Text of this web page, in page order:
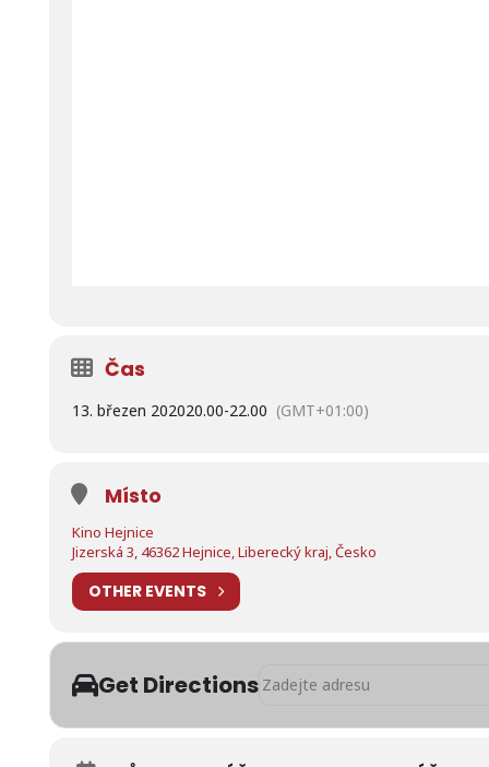
Čas
13. březen 202020.00-22.00 (GMT+01:00)
Místo
Kino Hejnice
Jizerská 3, 46362 Hejnice, Liberecký kraj, Česko
OTHER EVENTS
Get DirectionsAddress - ZRUŠENO -